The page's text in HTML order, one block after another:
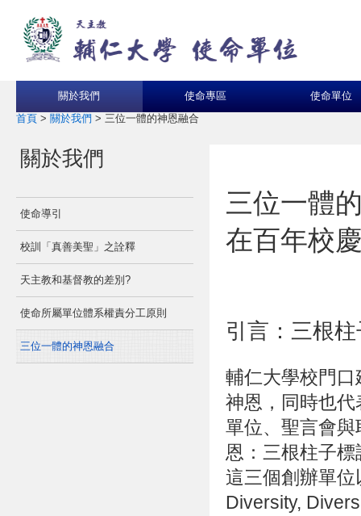
關於我們 使命專區 使命單位
首頁 > 關於我們 > 三位一體的神恩融合
關於我們
使命導引
校訓「真善美聖」之詮釋
天主教和基督教的差別?
使命所屬單位體系權責分工原則
三位一體的神恩融合
三位一體
在百年校
引言：三根
輔仁大學校門
神恩 ，同時也
單位、聖言會
恩：三根柱子
這三個創辦單
Diversity,